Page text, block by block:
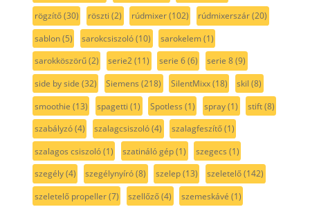
rögzítő(30) röszti (2) rúdmixer(102) rúdmixerszár(20)
sablon(5) sarokcsiszoló(10) sarokelem(1)
sarokköszörű(2) serie2(11) serie 6(6) serie 8(9)
side by side (32) Siemens (218) SilentMixx(18) skil (8)
smoothie (13) spagetti (1) Spotless (1) spray(1) stift(8)
szabályzó(4) szalagcsiszoló(4) szalagfeszítő(1)
szalagos csiszoló(1) szatináló gép(1) szegecs (1)
szegély(4) szegélynyíró(8) szelep(13) szeletelő(142)
szeletelő propeller(7) szellőző(4) szemeskávé (1)